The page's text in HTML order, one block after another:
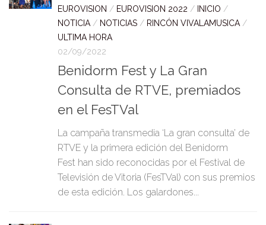
EUROVISION / EUROVISION 2022 / INICIO /
NOTICIA / NOTICIAS / RINCÓN VIVALAMUSICA /
ULTIMA HORA
02/09/2022
Benidorm Fest y La Gran
Consulta de RTVE, premiados
en el FesTVal
La campaña transmedia ‘La gran consulta’ de
RTVE y la primera edición del Benidorm
Fest han sido reconocidas por el Festival de
Televisión de Vitoria (FesTVal) con sus premios
de esta edición. Los galardones...